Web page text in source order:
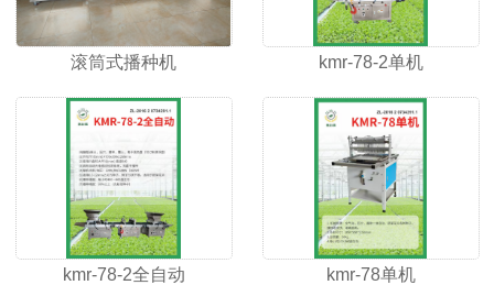
滚筒式播种机 kmr-78-2单机
kmr-78-2全自动 kmr-78单机